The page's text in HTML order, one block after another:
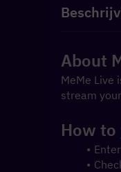
About
MeMe Live
stream
How to